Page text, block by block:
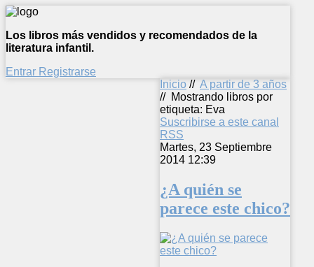
Los libros más vendidos y recomendados de la
literatura infantil.
Entrar Registrarse
Inicio // A partir de 3 años
// Mostrando libros por
etiqueta: Eva
Suscribirse a este canal
RSS
Martes, 23 Septiembre
2014 12:39
¿A quién se
parece este chico?